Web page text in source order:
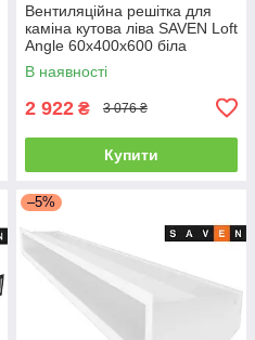
Вентиляційна решітка для
каміна кутова ліва SAVEN Loft
Angle 60х400х600 біла
В наявності
2 922 ₴ 3 076 ₴
Купити
–5%